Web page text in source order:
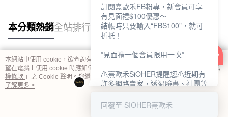
本分類熱銷全站排行
熱門標籤
本網站中使用 cookie，欲查詢有關本網站使用 cookie 方式之詳情，及若您不希
望在電腦上使用 cookie 時應如何變更電腦的 cookie 設定，請參閱本網站「
隱私
權條款 」之 Cookie 聲明。您繼續使用本網站即表示您同意本公司得按本網站使
用條款之 Cookie 聲明使用 cookie。
了解更多 >
訂閱熹歐禾FB粉專，新會員可享
有見面禮$100優惠～
結帳時只要輸入“FBS100"，就可
折抵！
*見面禮一個會員限用一次*
⚠熹歐禾SiOHER提醒您⚠近期有
許多網路賣家，透過臉書、社團等
SiOHER』品牌授權、或有內部管
回覆至 SIOHER熹歐禾